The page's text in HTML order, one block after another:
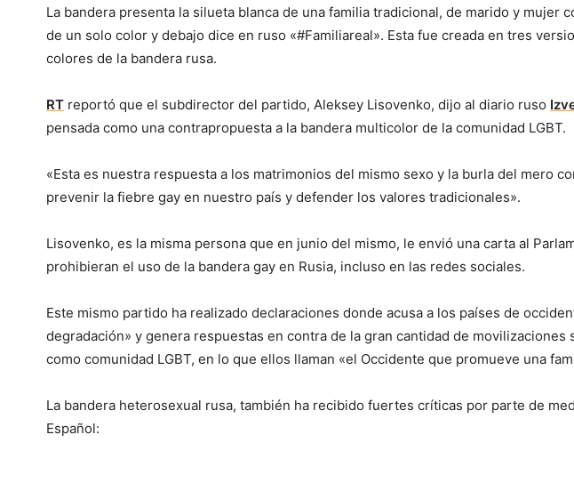
La bandera presenta la silueta blanca de una familia tradicional, de marido y mujer
de un solo color y debajo dice en ruso «#Familiareal». Esta fue creada en tres
colores de la bandera rusa.
RT reportó que el subdirector del partido, Aleksey Lisovenko, dijo al diario ruso
pensada como una contrapropuesta a la bandera multicolor de la comunidad LGBT.
«Esta es nuestra respuesta a los matrimonios del mismo sexo y la burla del mero
prevenir la fiebre gay en nuestro país y defender los valores tradicionales».
Lisovenko, es la misma persona que en junio del mismo, le envió una carta al
prohibieran el uso de la bandera gay en Rusia, incluso en las redes sociales.
Este mismo partido ha realizado declaraciones donde acusa a los países de
degradación» y genera respuestas en contra de la gran cantidad de movilizaciones
como comunidad LGBT, en lo que ellos llaman «el Occidente que promueve una
La bandera heterosexual rusa, también ha recibido fuertes críticas por parte de
Español: